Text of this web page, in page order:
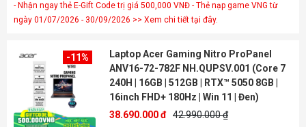
- Nhận ngay thẻ E-Gift Code trị giá 500,000 VNĐ - Thẻ nạp game VNG từ
ngày 01/07/2026 - 30/09/2026 >> Xem chi tiết tại đây.
-11%
Laptop Acer Gaming Nitro ProPanel
ANV16-72-782F NH.QUPSV.001 (Core 7
240H | 16GB | 512GB | RTX™ 5050 8GB |
16inch FHD+ 180Hz | Win 11 | Đen)
38.690.000 đ 42.990.000 ₫